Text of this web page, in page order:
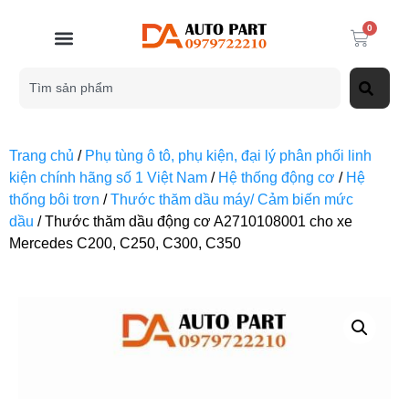
0
Trang chủ / Phụ tùng ô tô, phụ kiện, đại lý phân phối linh
kiện chính hãng số 1 Việt Nam / Hệ thống động cơ / Hệ
thống bôi trơn /Thước thăm dầu máy/ Cảm biến mức
dầu / Thước thăm dầu động cơ A2710108001 cho xe
Mercedes C200, C250, C300, C350